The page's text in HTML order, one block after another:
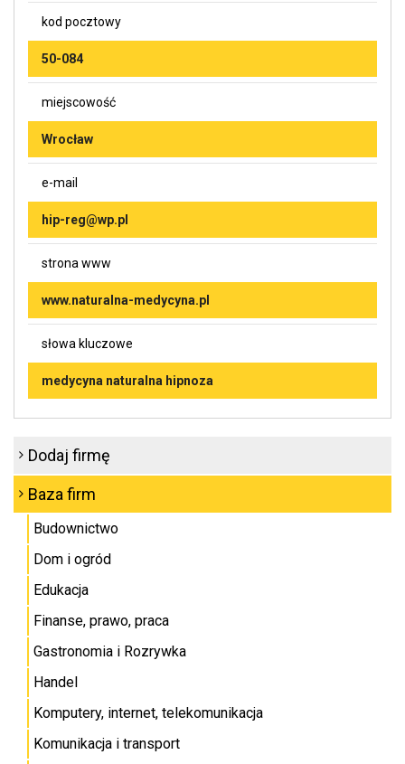
kod pocztowy
50-084
miejscowość
Wrocław
e-mail
hip-reg@wp.pl
strona www
www.naturalna-medycyna.pl
słowa kluczowe
medycyna naturalna hipnoza
Dodaj firmę
Baza firm
Budownictwo
Dom i ogród
Edukacja
Finanse, prawo, praca
Gastronomia i Rozrywka
Handel
Komputery, internet, telekomunikacja
Komunikacja i transport